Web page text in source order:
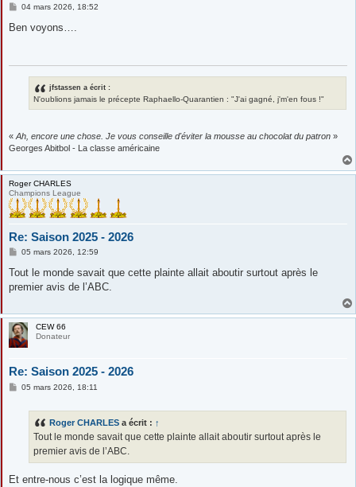
M
s
04 mars 2026, 18:52
Ben voyons….
jfstassen a écrit :
N'oublions jamais le précepte Raphaello-Quarantien : "J'ai gagné, j'm'en fous !"
« Ah, encore une chose. Je vous conseille d'éviter la mousse au chocolat du patron »
Georges Abitbol - La classe américaine
Roger CHARLES
Champions League
Re: Saison 2025 - 2026
M
s
a
05 mars 2026, 12:59
Tout le monde savait que cette plainte allait aboutir surtout après le
premier avis de l’ABC.
CEW 66
Donateur
Re: Saison 2025 - 2026
M05 mars 2026, 18:11
Roger CHARLES a écrit : ↑
Tout le monde savait que cette plainte allait aboutir surtout après le
premier avis de l’ABC.
Et entre-nous c’est la logique même.